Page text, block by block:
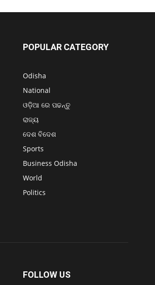
POPULAR CATEGORY
Odisha
National
ଓଡ଼ିଆ ରେ ପଢନ୍ତୁ
ରାଜ୍ୟ
ଦେଶ ବିଦେଶ
Sports
Business Odisha
World
Politics
FOLLOW US